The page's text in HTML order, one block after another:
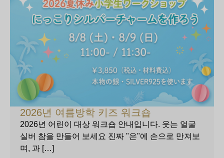
2026년 여름방학 키즈 워크숍
2026년 어린이 대상 워크숍 안내입니다. 웃는 얼굴
실버 참을 만들어 보세요 진짜 "은"에 손으로 만져보
며, 과 […]